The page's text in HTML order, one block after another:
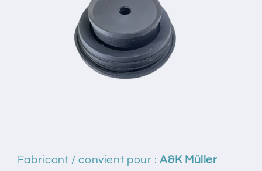
dans
Fabricant / convient pour :A&K Müller